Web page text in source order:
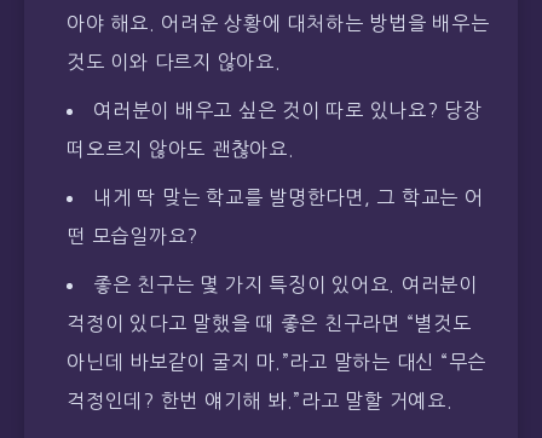
아야 해요. 어려운 상황에 대처하는 방법을 배우는
것도 이와 다르지 않아요.
여러분이 배우고 싶은 것이 따로 있나요? 당장
떠오르지 않아도 괜찮아요.
내게 딱 맞는 학교를 발명한다면, 그 학교는 어
떤 모습일까요?
좋은 친구는 몇 가지 특징이 있어요. 여러분이
걱정이 있다고 말했을 때 좋은 친구라면 “별것도
아닌데 바보같이 굴지 마.”라고 말하는 대신 “무슨
걱정인데? 한번 얘기해 봐.”라고 말할 거예요.